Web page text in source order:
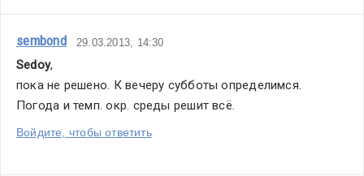
sembond 29.03.2013, 14:30
Sedoy,
пока не решено. К вечеру субботы определимся.
Погода и темп. окр. среды решит всё.
Войдите, чтобы ответить